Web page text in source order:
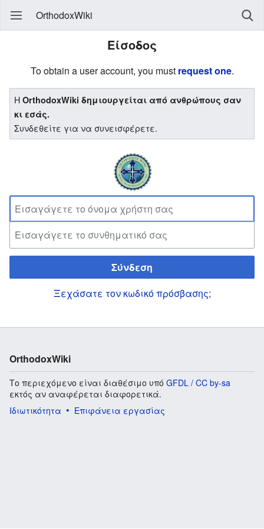
OrthodoxWiki
Είσοδος
To obtain a user account, you must request one.
ΗOrthodoxWiki δημιουργείται από ανθρώπους σαν
κι εσάς.
Συνδεθείτε για να συνεισφέρετε.
Σύνδεση
Ξεχάσατε τον κωδικό πρόσβασης;
OrthodoxWiki
Το περιεχόμενο είναι διαθέσιμο υπό GFDL / CC by-sa
εκτός αν αναφέρεται διαφορετικά.
Ιδιωτικότητα
Επιφάνεια εργασίας